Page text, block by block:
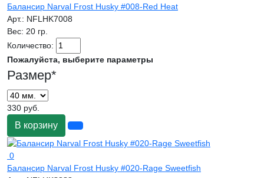
Балансир Narval Frost Husky #008-Red Heat
Арт.: NFLHK7008
Вес: 20 гр.
Количество:
Пожалуйста, выберите параметры
Размер*
330 руб.
В корзину
0
Балансир Narval Frost Husky #020-Rage Sweetfish